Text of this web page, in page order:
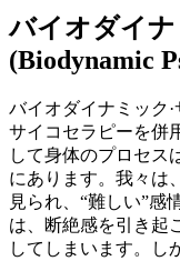
バイオダイ
(Biodynamic
バイオダイナミック
サイコセラピーを併
して身体のプロセス
にあります。我々は
見られ、“難しい”感
は、断絶感を引き起
してしまいます。し